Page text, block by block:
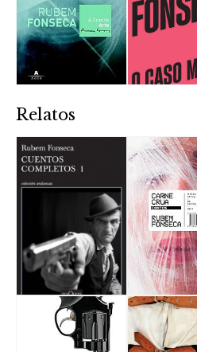
Relatos